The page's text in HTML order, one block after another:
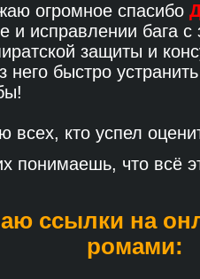
огромное спасибо
и исправлении бага с
защиты и
него быстро
всех, кто успел
понимаешь, что всё
ссылки на
ромами: